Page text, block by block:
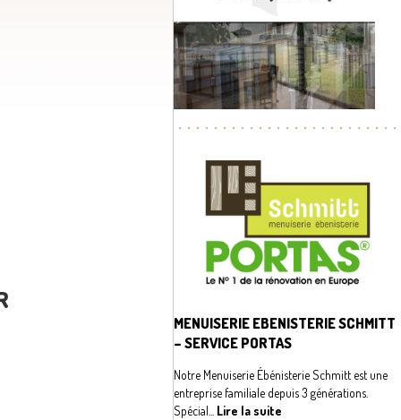
MENUISERIE EBENISTERIE SCHMITT
– SERVICE PORTAS
Notre Menuiserie Ébénisterie Schmitt est une
entreprise familiale depuis 3 générations.
Spécial... Lire la suite